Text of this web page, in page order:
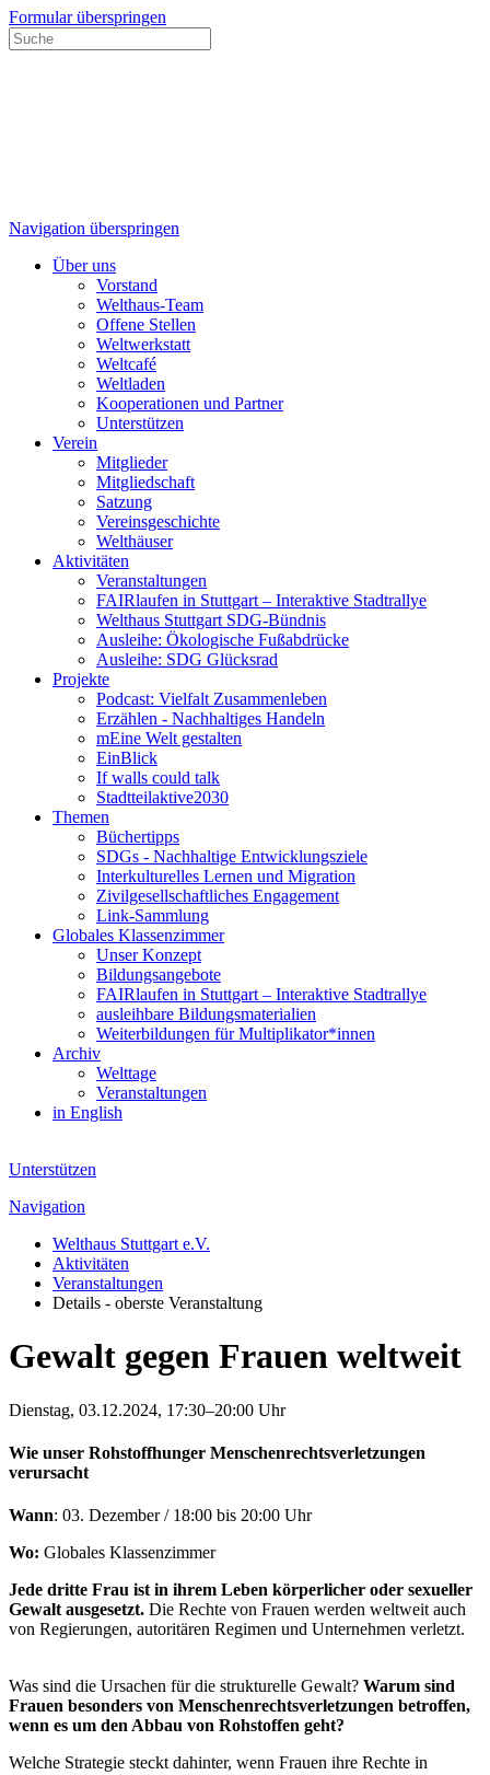
Formular überspringen
Navigation überspringen
Über uns
Vorstand
Welthaus-Team
Offene Stellen
Weltwerkstatt
Weltcafé
Weltladen
Kooperationen und Partner
Unterstützen
Verein
Mitglieder
Mitgliedschaft
Satzung
Vereinsgeschichte
Welthäuser
Aktivitäten
Veranstaltungen
FAIRlaufen in Stuttgart – Interaktive Stadtrallye
Welthaus Stuttgart SDG-Bündnis
Ausleihe: Ökologische Fußabdrücke
Ausleihe: SDG Glücksrad
Projekte
Podcast: Vielfalt Zusammenleben
Erzählen - Nachhaltiges Handeln
mEine Welt gestalten
EinBlick
If walls could talk
Stadtteilaktive2030
Themen
Büchertipps
SDGs - Nachhaltige Entwicklungsziele
Interkulturelles Lernen und Migration
Zivilgesellschaftliches Engagement
Link-Sammlung
Globales Klassenzimmer
Unser Konzept
Bildungsangebote
FAIRlaufen in Stuttgart – Interaktive Stadtrallye
ausleihbare Bildungsmaterialien
Weiterbildungen für Multiplikator*innen
Archiv
Welttage
Veranstaltungen
in English
Unterstützen
Navigation
Welthaus Stuttgart e.V.
Aktivitäten
Veranstaltungen
Details - oberste Veranstaltung
Gewalt gegen Frauen weltweit
Dienstag, 03.12.2024, 17:30–20:00 Uhr
Wie unser Rohstoffhunger Menschenrechtsverletzungen
verursacht
Wann: 03. Dezember / 18:00 bis 20:00 Uhr
Wo: Globales Klassenzimmer
Jede dritte Frau ist in ihrem Leben körperlicher oder sexueller
Gewalt ausgesetzt. Die Rechte von Frauen werden weltweit auch
von Regierungen, autoritären Regimen und Unternehmen verletzt.
Was sind die Ursachen für die strukturelle Gewalt? Warum sind
Frauen besonders von Menschenrechtsverletzungen betroffen,
wenn es um den Abbau von Rohstoffen geht?
Welche Strategie steckt dahinter, wenn Frauen ihre Rechte in